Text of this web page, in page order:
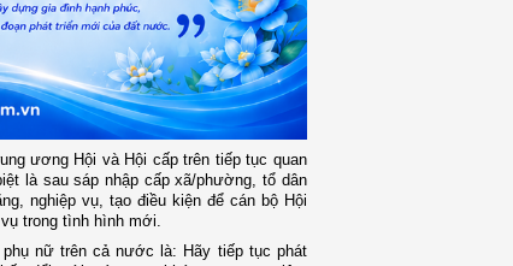
ương Hội và Hội cấp trên tiếp tục quan
là sau sáp nhập cấp xã/phường, tổ dân
nghiệp vụ, tạo điều kiện để cán bộ Hội
trong tình hình mới.
nữ trên cả nước là: Hãy tiếp tục phát